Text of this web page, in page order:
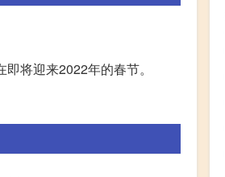
将迎来2022年的春节。